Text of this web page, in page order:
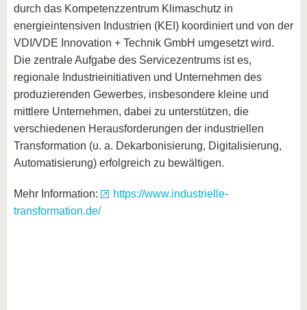
durch das Kompetenzzentrum Klimaschutz in
energieintensiven Industrien (KEI) koordiniert und von der
VDI/VDE Innovation + Technik GmbH umgesetzt wird.
Die zentrale Aufgabe des Servicezentrums ist es,
regionale Industrieinitiativen und Unternehmen des
produzierenden Gewerbes, insbesondere kleine und
mittlere Unternehmen, dabei zu unterstützen, die
verschiedenen Herausforderungen der industriellen
Transformation (u. a. Dekarbonisierung, Digitalisierung,
Automatisierung) erfolgreich zu bewältigen.
Mehr Information:
https://www.industrielle-
transformation.de/